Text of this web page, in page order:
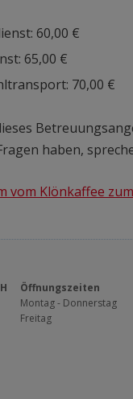
60,00 €
65,00 €
70,00 €
haben,
vom Klönkaffee
Öffnungszeiten
Montag - Donnerstag
Freitag